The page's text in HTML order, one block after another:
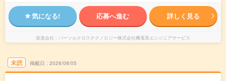
気になる! 応募へ進む 詳しく見る
派遣会社 パーソルクロステクノロジー株式会社機電系エンジニアサービス
未読 掲載日 2026/08/05